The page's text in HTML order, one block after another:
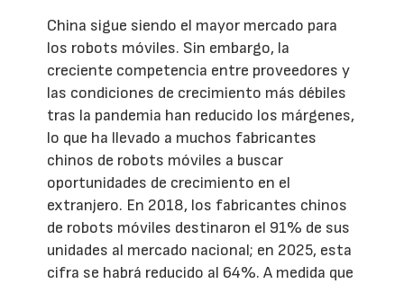
China sigue siendo el mayor mercado para
los robots móviles. Sin embargo, la
creciente competencia entre proveedores y
las condiciones de crecimiento más débiles
tras la pandemia han reducido los márgenes,
lo que ha llevado a muchos fabricantes
chinos de robots móviles a buscar
oportunidades de crecimiento en el
extranjero. En 2018, los fabricantes chinos
de robots móviles destinaron el 91% de sus
unidades al mercado nacional; en 2025, esta
cifra se habrá reducido al 64%. A medida que